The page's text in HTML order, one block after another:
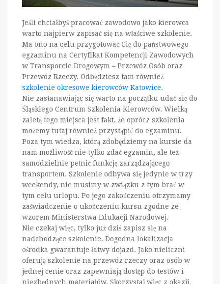
Jeśli chciałbyś pracować zawodowo jako kierowca
warto najpierw zapisać się na właściwe szkolenie.
Ma ono na celu przygotować Cię do państwowego
egzaminu na Certyfikat Kompetencji Zawodowych
w Transporcie Drogowym – Przewóz Osób oraz
Przewóz Rzeczy. Odbędziesz tam również
szkolenie okresowe kierowców Katowice.
Nie zastanawiając się warto na początku udać się do
Śląskiego Centrum Szkolenia Kierowców. Wielką
zaletą tego miejsca jest fakt, że oprócz szkolenia
możemy tutaj również przystąpić do egzaminu.
Poza tym wiedza, którą zdobędziemy na kursie da
nam możliwość nie tylko zdać egzamin, ale też
samodzielnie pełnić funkcję zarządzającego
transportem. Szkolenie odbywa się jedynie w trzy
weekendy, nie musimy w związku z tym brać w
tym celu urlopu. Po jego zakończeniu otrzymamy
zaświadczenie o ukończeniu kursu zgodne ze
wzorem Ministerstwa Edukacji Narodowej.
Nie czekaj więc, tylko już dziś zapisz się na
nadchodzące szkolenie. Dogodna lokalizacja
ośrodka gwarantuje łatwy dojazd. Jako nieliczni
oferują szkolenie na przewóz rzeczy oraz osób w
jednej cenie oraz zapewniają dostęp do testów i
niezbędnych materiałów. Skorzystaj więc z okazji.